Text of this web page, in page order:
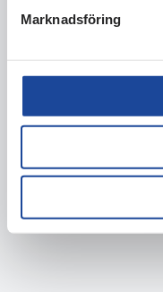
Marknadsföring